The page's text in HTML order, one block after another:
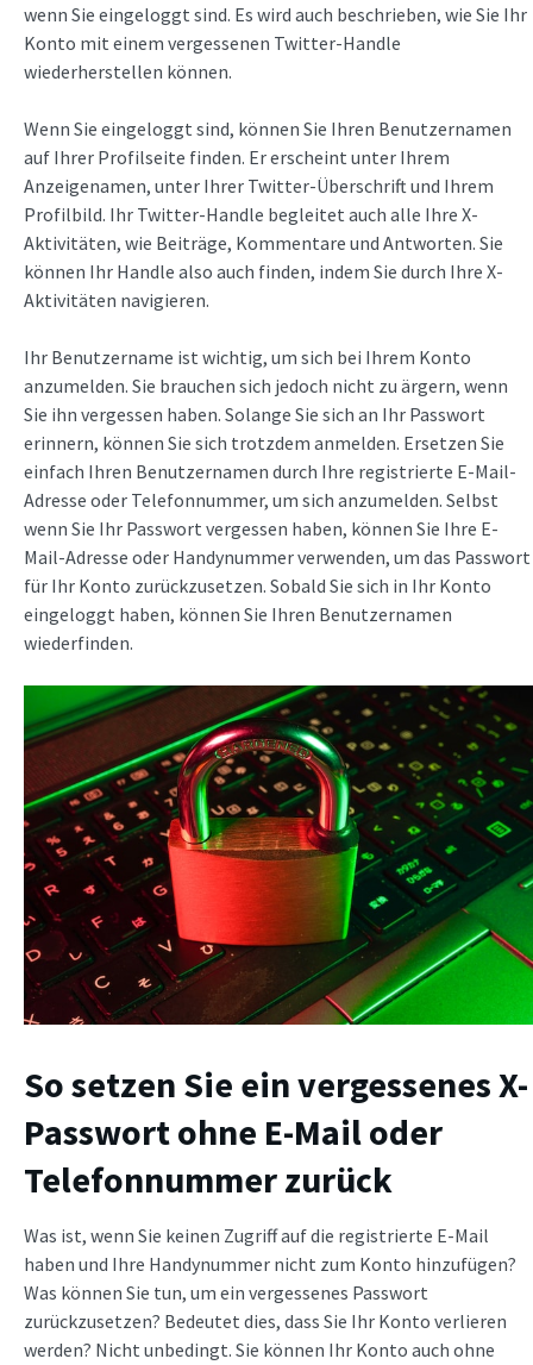
wenn Sie eingeloggt sind. Es wird auch beschrieben, wie Sie Ihr
Konto mit einem vergessenen Twitter-Handle
wiederherstellen können.
Wenn Sie eingeloggt sind, können Sie Ihren Benutzernamen
auf Ihrer Profilseite finden. Er erscheint unter Ihrem
Anzeigenamen, unter Ihrer Twitter-Überschrift und Ihrem
Profilbild. Ihr Twitter-Handle begleitet auch alle Ihre X-
Aktivitäten, wie Beiträge, Kommentare und Antworten. Sie
können Ihr Handle also auch finden, indem Sie durch Ihre X-
Aktivitäten navigieren.
Ihr Benutzername ist wichtig, um sich bei Ihrem Konto
anzumelden. Sie brauchen sich jedoch nicht zu ärgern, wenn
Sie ihn vergessen haben. Solange Sie sich an Ihr Passwort
erinnern, können Sie sich trotzdem anmelden. Ersetzen Sie
einfach Ihren Benutzernamen durch Ihre registrierte E-Mail-
Adresse oder Telefonnummer, um sich anzumelden. Selbst
wenn Sie Ihr Passwort vergessen haben, können Sie Ihre E-
Mail-Adresse oder Handynummer verwenden, um das Passwort
für Ihr Konto zurückzusetzen. Sobald Sie sich in Ihr Konto
eingeloggt haben, können Sie Ihren Benutzernamen
wiederfinden.
So setzen Sie ein vergessenes X-
Passwort ohne E-Mail oder
Telefonnummer zurück
Was ist, wenn Sie keinen Zugriff auf die registrierte E-Mail
haben und Ihre Handynummer nicht zum Konto hinzufügen?
Was können Sie tun, um ein vergessenes Passwort
zurückzusetzen? Bedeutet dies, dass Sie Ihr Konto verlieren
werden? Nicht unbedingt. Sie können Ihr Konto auch ohne